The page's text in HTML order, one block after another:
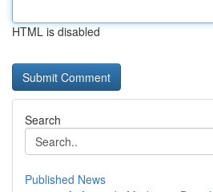
HTML is disabled
Search
Published News